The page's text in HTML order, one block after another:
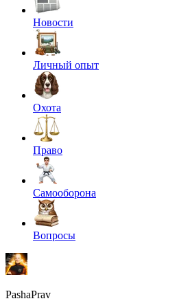
Новости
Личный опыт
Охота
Право
Самооборона
Вопросы
PashaPrav